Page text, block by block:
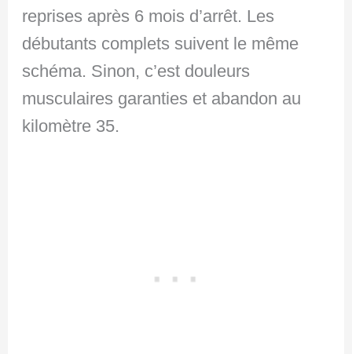
reprises après 6 mois d’arrêt. Les
débutants complets suivent le même
schéma. Sinon, c’est douleurs
musculaires garanties et abandon au
kilomètre 35.